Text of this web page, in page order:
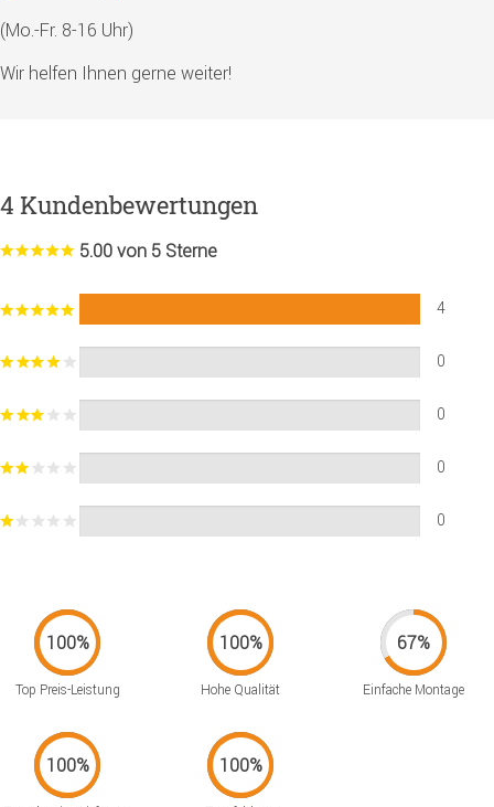
(Mo.-Fr. 8-16 Uhr)
Wir helfen Ihnen gerne weiter!
4 Kundenbewertungen
5.00 von 5 Sterne
4
0
0
0
0
Top Preis-Leistung Hohe Qualität Einfache Montage